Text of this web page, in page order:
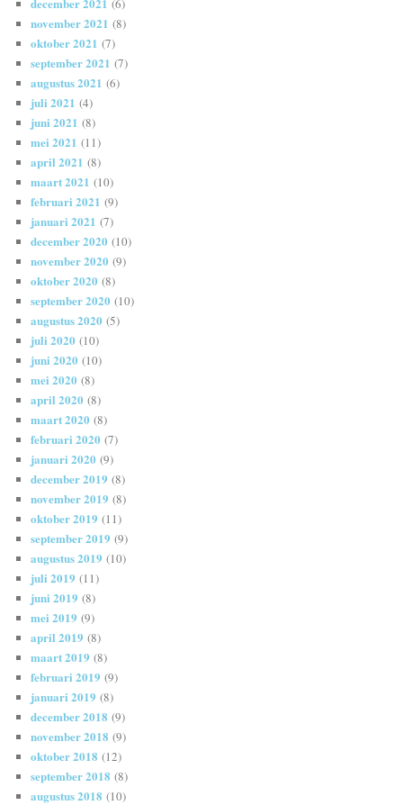
november 2021 (8)
oktober 2021 (7)
september 2021 (7)
augustus 2021 (6)
juli 2021 (4)
juni 2021 (8)
mei 2021 (11)
april 2021 (8)
maart 2021 (10)
februari 2021 (9)
januari 2021 (7)
december 2020 (10)
november 2020 (9)
oktober 2020 (8)
september 2020 (10)
augustus 2020 (5)
juli 2020 (10)
juni 2020 (10)
mei 2020 (8)
april 2020 (8)
maart 2020 (8)
februari 2020 (7)
januari 2020 (9)
december 2019 (8)
november 2019 (8)
oktober 2019 (11)
september 2019 (9)
augustus 2019 (10)
juli 2019 (11)
juni 2019 (8)
mei 2019 (9)
april 2019 (8)
maart 2019 (8)
februari 2019 (9)
januari 2019 (8)
december 2018 (9)
november 2018 (9)
oktober 2018 (12)
september 2018 (8)
augustus 2018 (10)